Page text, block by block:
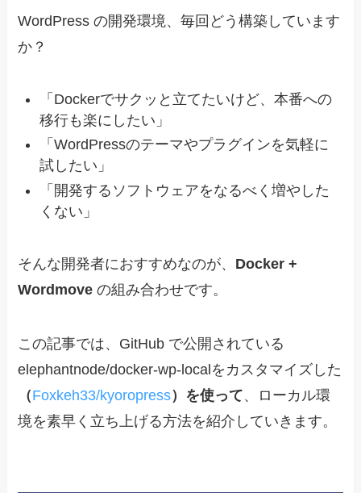
WordPress の開発環境、毎回どう構築しています
か？
「Dockerでサクッと立てたいけど、本番への
移行も楽にしたい」
「WordPressのテーマやプラグインを気軽に
試したい」
「開発するソフトウェアをなるべく増やした
くない」
そんな開発者におすすめなのが、 Docker +
Wordmove の組み合わせです。
この記事では、GitHub で公開されている
elephantnode/docker-wp-localをカスタマイズした
（Foxkeh33/kyoropress）を使って、ローカル環
境を素早く立ち上げる方法を紹介していきます。